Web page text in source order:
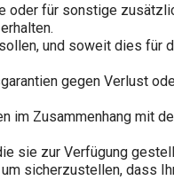
oder für sonstige
und soweit dies für
gegen Verlust
im Zusammenhang mit
sie zur Verfügung
sicherzustellen, dass